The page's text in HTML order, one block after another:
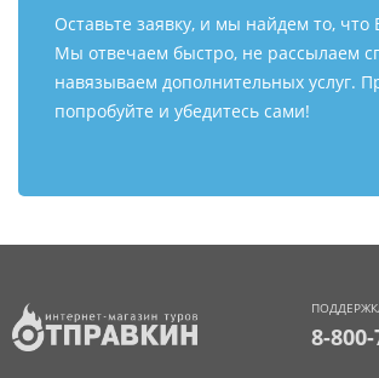
Оставьте заявку, и мы найдем то, что
Мы отвечаем быстро, не рассылаем
навязываем дополнительных услуг.
попробуйте и убедитесь сами!
8-